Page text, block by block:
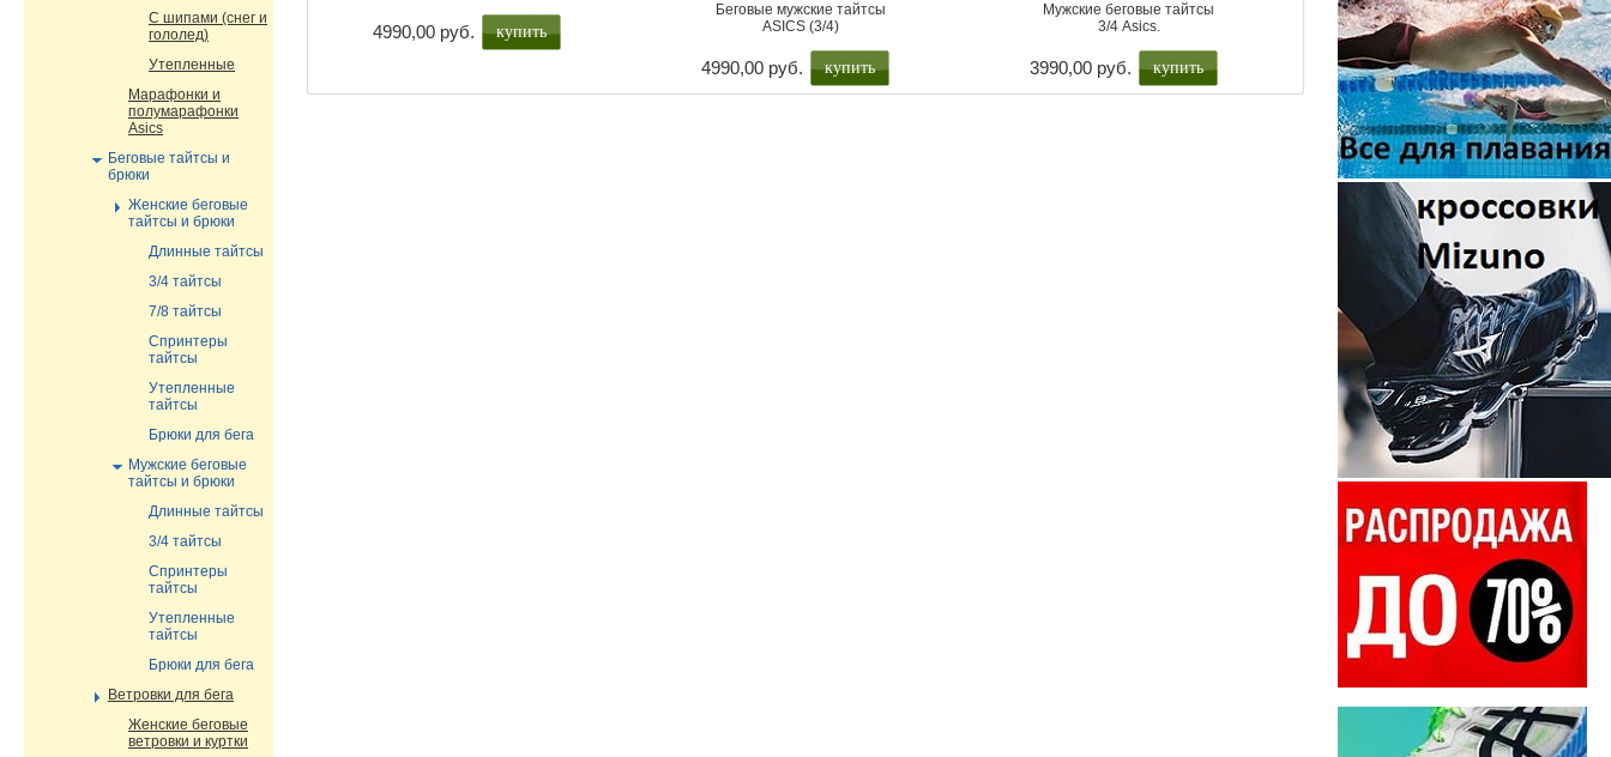
4990,00 руб. купить
Беговые мужские тайтсы
ASICS (3/4)
4990,00 руб. купить
Мужские беговые тайтсы
3/4 Asics.
3990,00 руб. купить
С шипами (снег и
гололед)
Утепленные
Марафонки и
полумарафонки
Asics
Беговые тайтсы и
брюки
Женские беговые
тайтсы и брюки
Длинные тайтсы
3/4 тайтсы
7/8 тайтсы
Спринтеры
тайтсы
Утепленные
тайтсы
Брюки для бега
Мужские беговые
тайтсы и брюки
Длинные тайтсы
3/4 тайтсы
Спринтеры
тайтсы
Утепленные
тайтсы
Брюки для бега
Ветровки для бега
Женские беговые
ветровки и куртки